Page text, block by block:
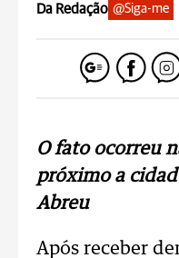
Da Redação @Siga-me
O fato ocorreu
próximo a
Abreu
Após receber